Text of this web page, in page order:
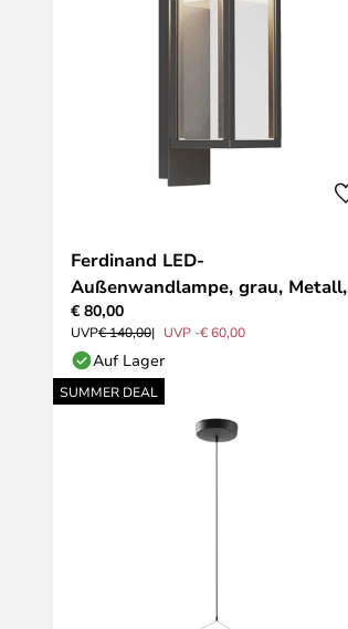
Ferdinand LED-
Außenwandlampe, grau, Metall,
38 cm - Lucande
€ 80,00
UVP€ 140,00 UVP -€ 60,00
Auf Lager
SUMMER DEAL